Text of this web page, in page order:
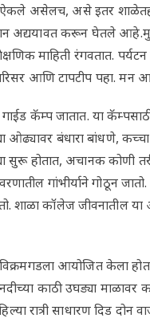
असेलच, असे इतर शाळेतही
अद्ययावत करून घेतले
माहिती रंगवतात. पर्यटन
परिसर आणि टापटीप पहा.
जातात. या कॅम्पसाठी
बंधारा बांधणे,
होतात, अचानक कोणी
गांभीर्याने गोठून जातो.
शाळा कॉलेज
आयोजित केला
काठी उघड्या माळावर
रात्री साधारण दिड